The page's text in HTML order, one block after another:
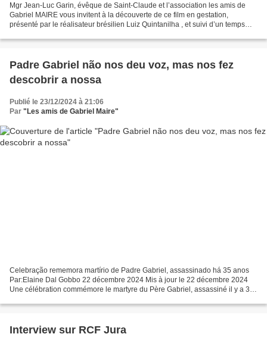
Mgr Jean-Luc Garin, évêque de Saint-Claude et l’association les amis de
Gabriel MAIRE vous invitent à la découverte de ce film en gestation,
présenté par le réalisateur brésilien Luiz Quintanilha , et suivi d’un temps
Padre Gabriel não nos deu voz, mas nos fez
descobrir a nossa
Publié le 23/12/2024 à 21:06
Par "Les amis de Gabriel Maire"
Celebração rememora martírio de Padre Gabriel, assassinado há 35 anos
Par:Elaine Dal Gobbo 22 décembre 2024 Mis à jour le 22 décembre 2024
Une célébration commémore le martyre du Père Gabriel, assassiné il y a 35
Interview sur RCF Jura